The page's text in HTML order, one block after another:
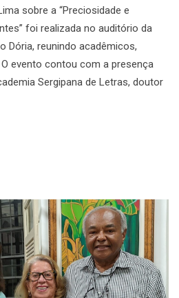
sobre a “Preciosidade e
foi realizada no auditório da
Dória, reunindo acadêmicos,
evento contou com a presença
Sergipana de Letras, doutor